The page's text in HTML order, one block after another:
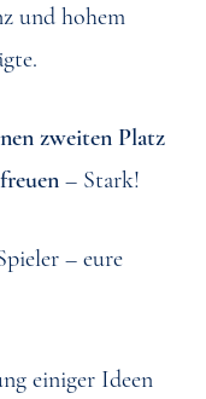
und hohem
zweiten Platz
– Stark!
– eure
einiger Ideen